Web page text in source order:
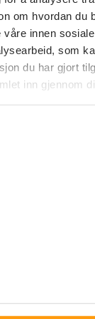
om hvordan du
innen
som
du har gjort
inn gjennom